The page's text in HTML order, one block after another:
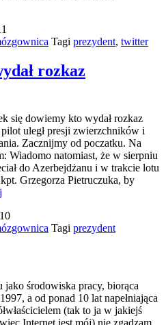
Tagi prezydent, twitter
rozkaz
się dowiemy kto wydał rozkaz
uległ presji zwierzchników i
Zacznijmy od poczatku. Na
Wiadomo natomiast, że w sierpniu
do Azerbejdżanu i w trakcie lotu
Grzegorza Pietruczuka, by
kto
wydał
Tagi prezydent
jako środowiska pracy, biorąca
a od ponad 10 lat napełniająca
(tak to ja w jakiejś